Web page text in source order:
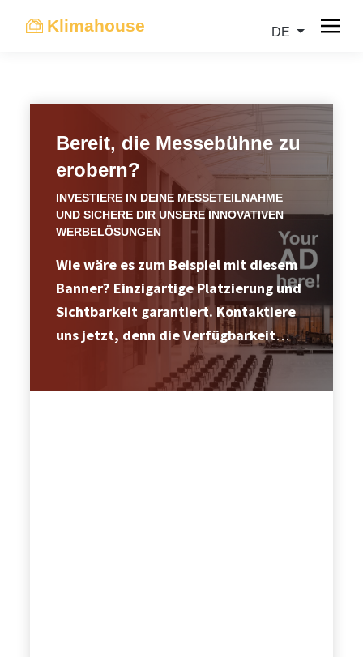
Klimahouse DE
Bereit, die Messebühne zu
erobern?
INVESTIERE IN DEINE MESSETEILNAHME
UND SICHERE DIR UNSERE INNOVATIVEN
WERBELÖSUNGEN
Wie wäre es zum Beispiel mit diesem
Banner? Einzigartige Platzierung und
Sichtbarkeit garantiert. Kontaktiere
uns jetzt, denn die Verfügbarkeit
einiger Produkte ist begrenzt.